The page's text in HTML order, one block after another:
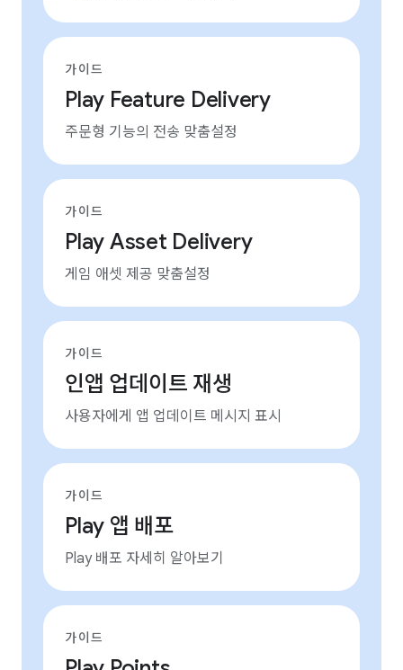
가이드
Play Feature Delivery
주문형 기능의 전송 맞춤설정
가이드
Play Asset Delivery
게임 애셋 제공 맞춤설정
가이드
인앱 업데이트 재생
사용자에게 앱 업데이트 메시지 표시
가이드
Play 앱 배포
Play 배포 자세히 알아보기
가이드